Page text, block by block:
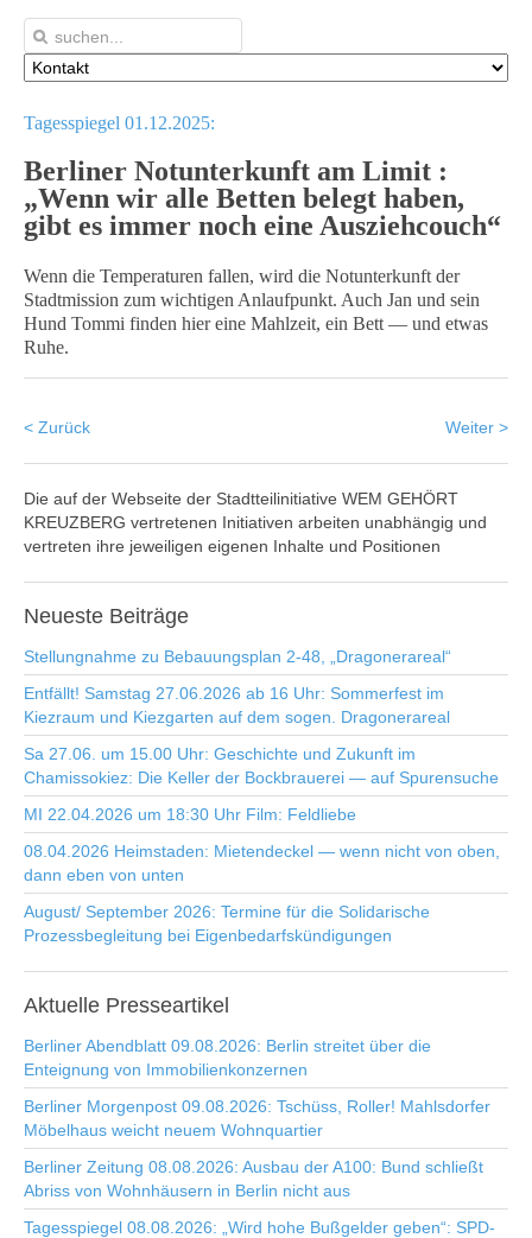
Tagesspiegel 01.12.2025:
Berliner Notunterkunft am Limit :
„Wenn wir alle Betten belegt haben,
gibt es immer noch eine Ausziehcouch“
Wenn die Temperaturen fallen, wird die Notunterkunft der
Stadtmission zum wichtigen Anlaufpunkt. Auch Jan und sein
Hund Tommi finden hier eine Mahlzeit, ein Bett — und etwas
Ruhe.
< Zurück Weiter >
Die auf der Webseite der Stadtteilinitiative WEM GEHÖRT
KREUZBERG vertretenen Initiativen arbeiten unabhängig und
vertreten ihre jeweiligen eigenen Inhalte und Positionen
Neueste Beiträge
Stellungnahme zu Bebauungsplan 2-48, „Dragonerareal“
Entfällt! Samstag 27.06.2026 ab 16 Uhr: Sommerfest im
Kiezraum und Kiezgarten auf dem sogen. Dragonerareal
Sa 27.06. um 15.00 Uhr: Geschichte und Zukunft im
Chamissokiez: Die Keller der Bockbrauerei — auf Spurensuche
MI 22.04.2026 um 18:30 Uhr Film: Feldliebe
08.04.2026 Heimstaden: Mietendeckel — wenn nicht von oben,
dann eben von unten
August/ September 2026: Termine für die Solidarische
Prozessbegleitung bei Eigenbedarfskündigungen
Aktuelle Presseartikel
Berliner Abendblatt 09.08.2026: Berlin streitet über die
Enteignung von Immobilienkonzernen
Berliner Morgenpost 09.08.2026: Tschüss, Roller! Mahlsdorfer
Möbelhaus weicht neuem Wohnquartier
Berliner Zeitung 08.08.2026: Ausbau der A100: Bund schließt
Abriss von Wohnhäusern in Berlin nicht aus
Tagesspiegel 08.08.2026: „Wird hohe Bußgelder geben“: SPD-